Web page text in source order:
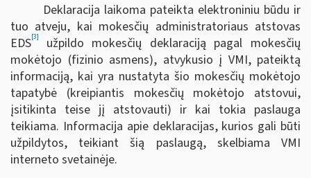
Deklaracija laikoma pateikta elektroniniu būdu ir
tuo atveju, kai mokesčių administratoriaus atstovas
EDS[3]
užpildo mokesčių deklaraciją pagal mokesčių
mokėtojo (fizinio asmens), atvykusio į VMI, pateiktą
informaciją, kai yra nustatyta šio mokesčių mokėtojo
tapatybė (kreipiantis mokesčių mokėtojo atstovui,
įsitikinta teise jį atstovauti) ir kai tokia paslauga
teikiama. Informacija apie deklaracijas, kurios gali būti
užpildytos, teikiant šią paslaugą, skelbiama VMI
interneto svetainėje.